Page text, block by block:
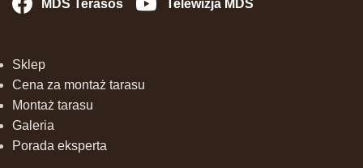
MDS Terasos Telewizja MDS
Sklep
Cena za montaż tarasu
Montaż tarasu
Galeria
Porada eksperta